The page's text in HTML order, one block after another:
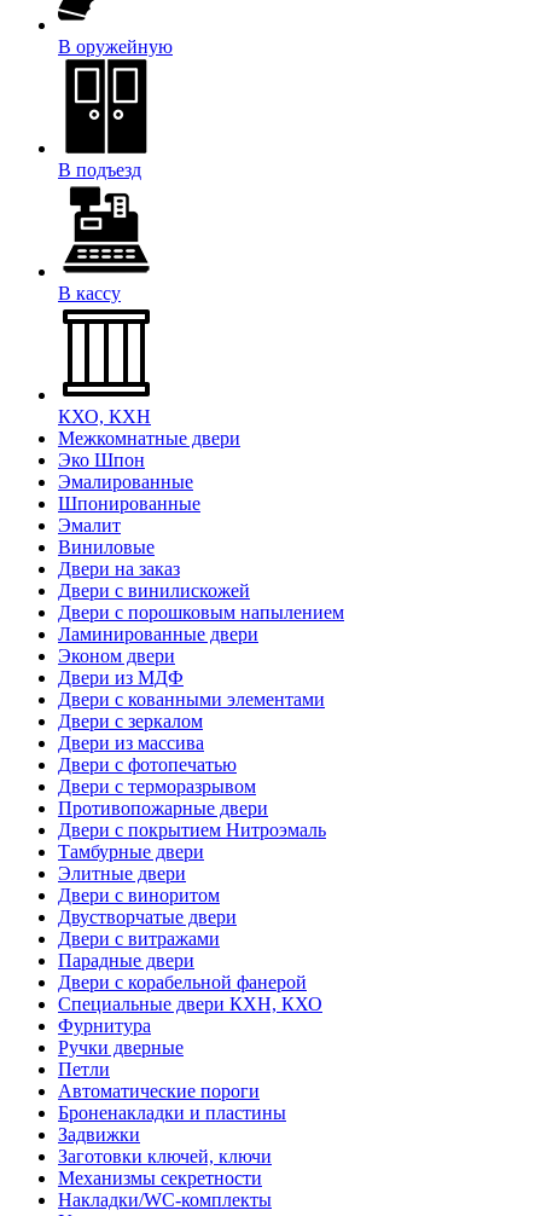
В оружейную
В подъезд
В кассу
КХО, КХН
Межкомнатные двери
Эко Шпон
Эмалированные
Шпонированные
Эмалит
Виниловые
Двери на заказ
Двери с винилискожей
Двери с порошковым напылением
Ламинированные двери
Эконом двери
Двери из МДФ
Двери с кованными элементами
Двери с зеркалом
Двери из массива
Двери с фотопечатью
Двери с терморазрывом
Противопожарные двери
Двери с покрытием Нитроэмаль
Тамбурные двери
Элитные двери
Двери с виноритом
Двустворчатые двери
Двери с витражами
Парадные двери
Двери с корабельной фанерой
Специальные двери КХН, КХО
Фурнитура
Ручки дверные
Петли
Автоматические пороги
Броненакладки и пластины
Задвижки
Заготовки ключей, ключи
Механизмы секретности
Накладки/WC-комплекты